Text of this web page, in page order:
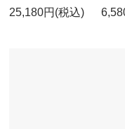
25,180円(税込)